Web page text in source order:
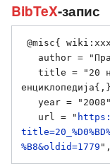
BibTeX-запис
   url = "
%B8&oldid=1779